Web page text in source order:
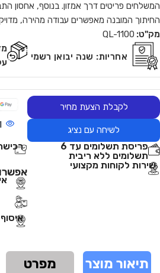
המשלחים פריטים דרך אמזון. בנוסף, אחסון
החיתוך המובנה מאפשרים עבודה מהירה,
מק"ט: QL-1100
אחריות: שנה יבואן רשמי
לקבלת הצעת מחיר
לשיחה עם נציג
פריסת תשלומים עד 6
תשלומים ללא ריבית
שירות לקוחות מקצועי
תיאור מוצר מפרט